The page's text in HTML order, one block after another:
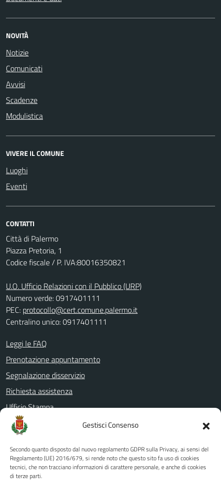
Gestisci Consenso
Secondo quanto disposto dal nuovo regolamento GDPR sulla Privacy, ai sensi del
Regolamento (UE) 2016/679, si rende noto che questo sito fa uso di cookies
tecnici, che non tracciano informazioni di carattere personale, e anche di cookies
di terze parti.
NOVITÀ
Notizie
Comunicati
Avvisi
Scadenze
Modulistica
VIVERE IL COMUNE
Luoghi
Eventi
CONTATTI
Città di Palermo
Piazza Pretoria, 1
Codice fiscale / P. IVA:80016350821
U.O. Ufficio Relazioni con il Pubblico (URP)
Numero verde: 0917401111
PEC: protocollo@cert.comune.palermo.it
Centralino unico: 0917401111
Leggi le FAQ
Prenotazione appuntamento
Segnalazione disservizio
Richiesta assistenza
Ufficio Stampa
Amministrazione Trasparente
Albo pretorio
Informativa privacy
Note legali